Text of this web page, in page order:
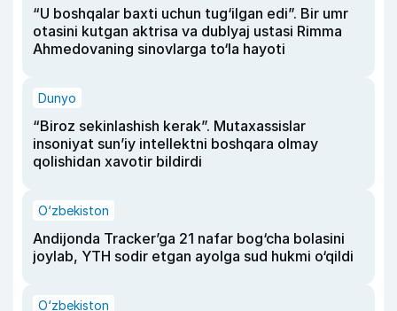
“U boshqalar baxti uchun tug‘ilgan edi”. Bir umr
otasini kutgan aktrisa va dublyaj ustasi Rimma
Ahmedovaning sinovlarga to‘la hayoti
Dunyo
“Biroz sekinlashish kerak”. Mutaxassislar
insoniyat sun’iy intellektni boshqara olmay
qolishidan xavotir bildirdi
O‘zbekiston
Andijonda Tracker’ga 21 nafar bog‘cha bolasini
joylab, YTH sodir etgan ayolga sud hukmi o‘qildi
O‘zbekiston